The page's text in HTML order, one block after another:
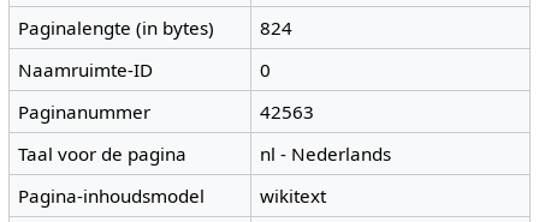
Paginalengte (in bytes)
824
Naamruimte-ID
0
Paginanummer
42563
Taal voor de pagina
nl - Nederlands
Pagina-inhoudsmodel
wikitext